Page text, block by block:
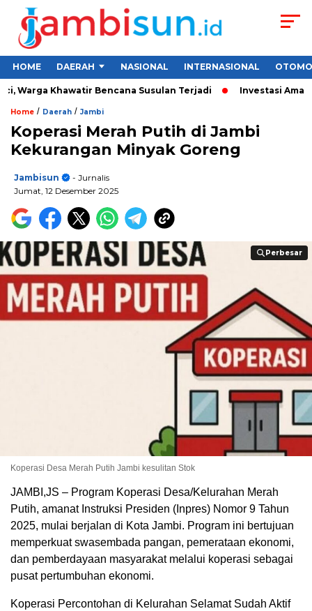
HOME DAERAH NASIONAL INTERNASIONAL
Khawatir Bencana Susulan Terjadi Investasi Aman
Home / Daerah / Jambi
Koperasi Merah Putih di Jambi
Kekurangan Minyak Goreng
Jambisun
- Jurnalis
Jumat, 12 Desember 2025
Perbesar
Perbesar
Koperasi Desa Merah Putih Jambi kesulitan Stok
JAMBI,JS – Program Koperasi Desa/Kelurahan Merah
Putih, amanat Instruksi Presiden (Inpres) Nomor 9 Tahun
2025, mulai berjalan di Kota Jambi. Program ini bertujuan
memperkuat swasembada pangan, pemerataan ekonomi,
dan pemberdayaan masyarakat melalui koperasi sebagai
pusat pertumbuhan ekonomi.
Koperasi Percontohan di Kelurahan Selamat Sudah Aktif